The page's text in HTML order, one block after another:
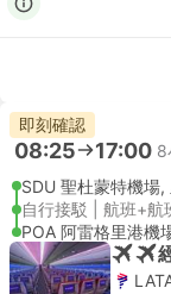
即刻確認
08:25 17:00 8
SDU 聖杜蒙特機場,
自行接駁 | 航班+航
POA 阿雷格里港機